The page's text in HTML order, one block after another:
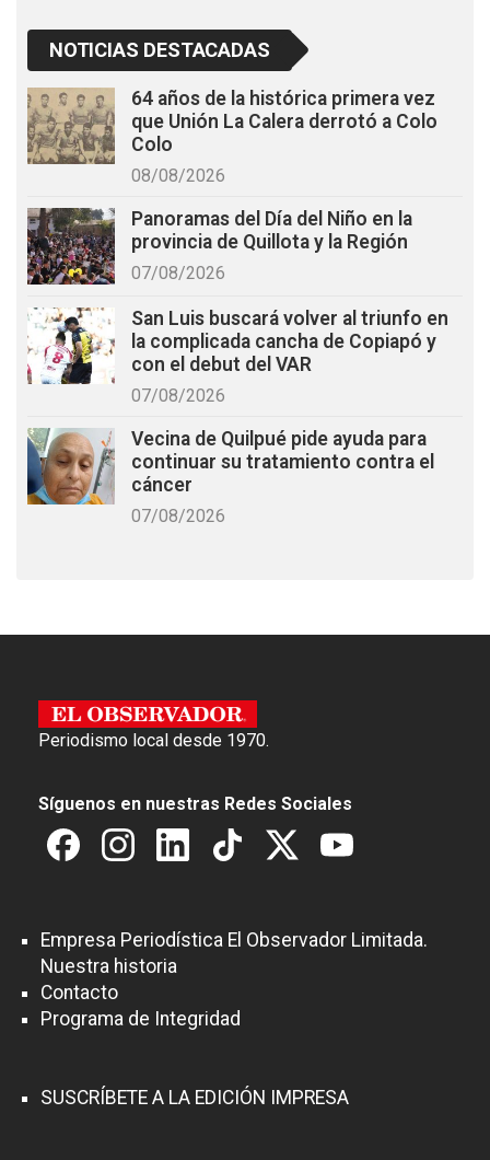
NOTICIAS DESTACADAS
64 años de la histórica primera vez
que Unión La Calera derrotó a Colo
Colo
08/08/2026
Panoramas del Día del Niño en la
provincia de Quillota y la Región
07/08/2026
San Luis buscará volver al triunfo en
la complicada cancha de Copiapó y
con el debut del VAR
07/08/2026
Vecina de Quilpué pide ayuda para
continuar su tratamiento contra el
cáncer
07/08/2026
Periodismo local desde 1970.
Síguenos en nuestras Redes Sociales
Empresa Periodística El Observador Limitada.
Nuestra historia
Contacto
Programa de Integridad
SUSCRÍBETE A LA EDICIÓN IMPRESA